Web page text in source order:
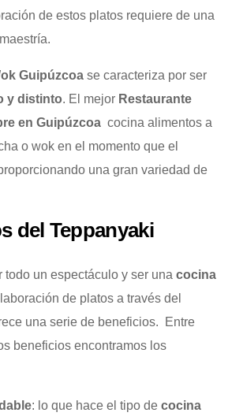
de estos platos requiere de una
Guipúzcoa se caracteriza por ser
y distinto. El mejor Restaurante
en Guipúzcoa cocina alimentos a
o wok en el momento que el
una gran variedad de
del Teppanyaki
todo un espectáculo y ser unacocina
de platos a través del
una serie de beneficios. Entre
beneficios encontramos los
: lo que hace el tipo decocina